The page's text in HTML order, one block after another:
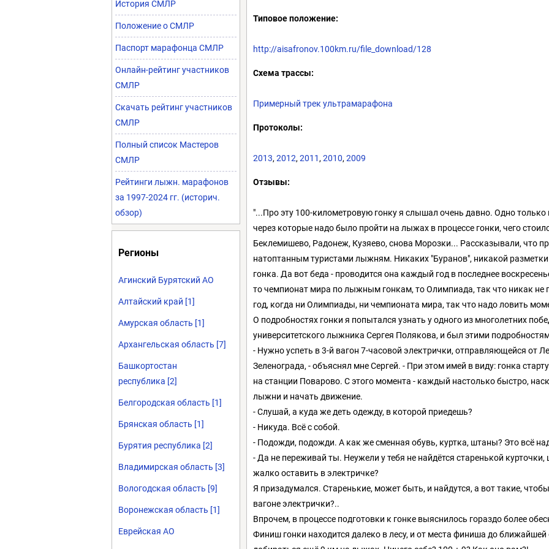
История СМЛР
Положение о СМЛР
Паспорт марафонца СМЛР
Онлайн-рейтинг участников
СМЛР
Скачать рейтинг участников
СМЛР
Полный список Мастеров
СМЛР
Рейтинги лыжн. марафонов
за 1997-2024 гг. (историч.
обзор)
Регионы
Агинский Бурятский АО
Алтайский край [1]
Амурская область [1]
Архангельская область [7]
Башкортостан
республика [2]
Белгородская область [1]
Брянская область [1]
Бурятия республика [2]
Владимирская область [3]
Вологодская область [9]
Воронежская область [1]
Еврейская АО
Типовое положение:
http://aisafronov.100km.ru/file_download/128
Схема трассы:
Примерный трек ультрамарафона
Протоколы:
2013, 2012, 2011 , 2010, 2009
Отзывы:
"...Про эту 100-километровую гонку я слышал очень давно. Одно только
через которые надо было пройти на лыжах в процессе гонки, чего
Беклемишево, Радонеж, Кузяево, снова Морозки... Рассказывали, что
натоптанным туристами лыжням. Никаких "Буранов", никакой
гонка. Да вот беда - проводится она каждый год в последнее
то чемпионат мира по лыжным гонкам, то Олимпиада, так что никак не
год, когда ни Олимпиады, ни чемпионата мира, так что надо ловить
О подробностях гонки я попытался узнать у одного из многолетних
университетского лыжника Сергея Полякова, и был этими
- Нужно успеть в 3-й вагон 7-часовой электрички, отправляющейся от
Зеленограда, - объяснял мне Сергей. - При этом имей в виду: гонка
на станции Поварово. С этого момента - каждый настолько быстро,
лыжни и начать движение.
- Слушай, а куда же деть одежду, в которой приедешь?
- Никуда. Всё с собой.
- Подожди, подожди. А как же сменная обувь, куртка, штаны? Это всё
- Да не переживай ты. Неужели у тебя не найдётся старенькой
жалко оставить в электричке?
Я призадумался. Старенькие, может быть, и найдутся, а вот такие,
вагоне электрички?..
Впрочем, в процессе подготовки к гонке выяснилось гораздо более
Финиш гонки находится далеко в лесу, и от места финиша до ближайшей